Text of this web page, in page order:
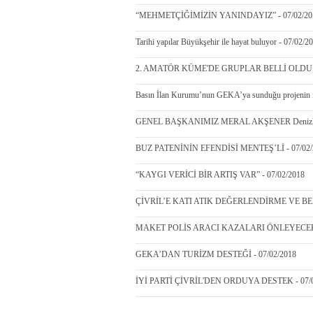
“MEHMETÇİĞİMİZİN YANINDAYIZ” - 07/02/
Tarihi yapılar Büyükşehir ile hayat buluyor - 07/02/
2. AMATÖR KÜME'DE GRUPLAR BELLİ OLDU
Basın İlan Kurumu’nun GEKA’ya sunduğu projenin
GENEL BAŞKANIMIZ MERAL AKŞENER
BUZ PATENİNİN EFENDİSİ MENTEŞ’Lİ - 07/
“KAYGI VERİCİ BİR ARTIŞ VAR” - 07/02/2018
ÇİVRİL’E KATI ATIK DEĞERLENDİRME VE
MAKET POLİS ARACI KAZALARI
GEKA’DAN TURİZM DESTEĞİ - 07/02/2018
İYİ PARTİ ÇİVRİL'DEN ORDUYA DESTEK - 07/